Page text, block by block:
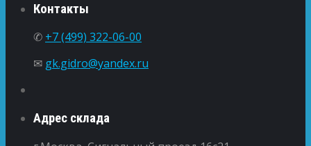
Контакты
✆ +7 (499) 322-06-00
✉ gk.gidro@yandex.ru
Адрес склада